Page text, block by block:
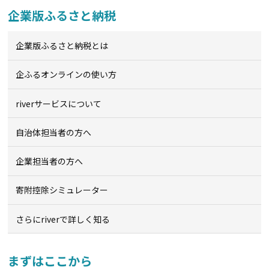
企業版ふるさと納税
企業版ふるさと納税とは
企ふるオンラインの使い方
riverサービスについて
自治体担当者の方へ
企業担当者の方へ
寄附控除シミュレーター
さらにriverで詳しく知る
まずはここから